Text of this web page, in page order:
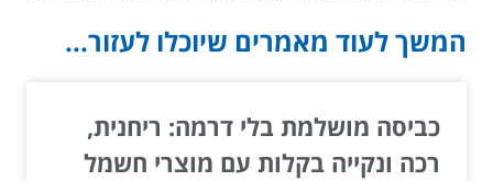
המשך לעוד מאמרים שיוכלו לעזור...
כביסה מושלמת בלי דרמה: ריחנית,
רכה ונקייה בקלות עם מוצרי חשמל